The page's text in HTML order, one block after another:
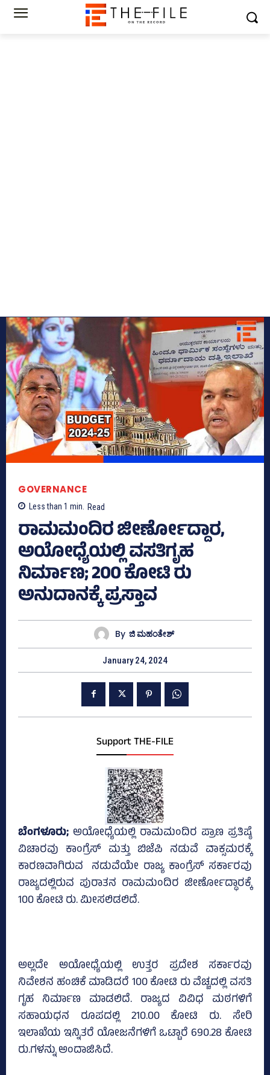
GOVERNANCE
Less than 1 min. Read
ರಾಮಮಂದಿರ ಜೀರ್ಣೋದ್ದಾರ,
ಅಯೋಧ್ಯೆಯಲ್ಲಿ ವಸತಿಗೃಹ
ನಿರ್ಮಾಣ; 200 ಕೋಟಿ ರು
ಅನುದಾನಕ್ಕೆ ಪ್ರಸ್ತಾವ
By ಜಿ ಮಹಂತೇಶ್
January 24, 2024
Support THE-FILE
ಬೆಂಗಳೂರು; ಅಯೋಧ್ಯೆಯಲ್ಲಿ ರಾಮಮಂದಿರ ಪ್ರಾಣ ಪ್ರತಿಷ್ಠೆ
ವಿಚಾರವು ಕಾಂಗ್ರೆಸ್‌ ಮತ್ತು ಬಿಜೆಪಿ ನಡುವೆ ವಾಕ್ಸಮರಕ್ಕೆ
ಕಾರಣವಾಗಿರುವ ನಡುವೆಯೇ ರಾಜ್ಯ ಕಾಂಗ್ರೆಸ್‌ ಸರ್ಕಾರವು
ರಾಜ್ಯದಲ್ಲಿರುವ ಪುರಾತನ ರಾಮಮಂದಿರ ಜೀರ್ಣೋದ್ಧಾರಕ್ಕೆ
100 ಕೋಟಿ ರು. ಮೀಸಲಿಡಲಿದೆ.
ಅಲ್ಲದೇ ಅಯೋಧ್ಯೆಯಲ್ಲಿ ಉತ್ತರ ಪ್ರದೇಶ ಸರ್ಕಾರವು
ನಿವೇಶನ ಹಂಚಿಕೆ ಮಾಡಿದರೆ 100 ಕೋಟಿ ರು ವೆಚ್ಚದಲ್ಲಿ ವಸತಿ
ಗೃಹ ನಿರ್ಮಾಣ ಮಾಡಲಿದೆ. ರಾಜ್ಯದ ವಿವಿಧ ಮಠಗಳಿಗೆ
ಸಹಾಯಧನ ರೂಪದಲ್ಲಿ 210.00 ಕೋಟಿ ರು. ಸೇರಿ
ಇಲಾಖೆಯ ಇನ್ನಿತರೆ ಯೋಜನೆಗಳಿಗೆ ಒಟ್ಟಾರೆ 690.28 ಕೋಟಿ
ರು.ಗಳನ್ನು ಅಂದಾಜಿಸಿದೆ.